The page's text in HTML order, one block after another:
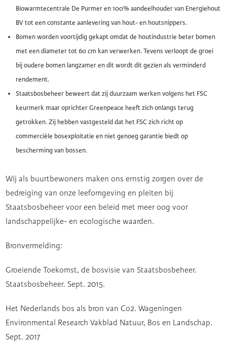
Biowarmtecentrale De Purmer en 100% aandeelhouder van Energiehout
BV tot een constante aanlevering van hout- en houtsnippers.
Bomen worden voortijdig gekapt omdat de houtindustrie beter bomen
met een diameter tot 60 cm kan verwerken. Tevens verloopt de groei
bij oudere bomen langzamer en dit wordt dit gezien als verminderd
rendement.
Staatsbosbeheer beweert dat zij duurzaam werken volgens het FSC
keurmerk maar oprichter Greenpeace heeft zich onlangs terug
getrokken. Zij hebben vastgesteld dat het FSC zich richt op
commerciële bosexploitatie en niet genoeg garantie biedt op
bescherming van bossen.
Wij als buurtbewoners maken ons ernstig zorgen over de
bedreiging van onze leefomgeving en pleiten bij
Staatsbosbeheer voor een beleid met meer oog voor
landschappelijke- en ecologische waarden.
Bronvermelding:
Groeiende Toekomst, de bosvisie van Staatsbosbeheer.
Staatsbosbeheer. Sept. 2015.
Het Nederlands bos als bron van Co2. Wageningen
Environmental Research Vakblad Natuur, Bos en Landschap.
Sept. 2017